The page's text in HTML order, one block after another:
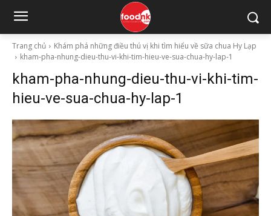
Trang chủ
Khám phá những điều thú vị khi tìm hiểu về sữa chua Hy Lạp
kham-pha-nhung-dieu-thu-vi-khi-tim-hieu-ve-sua-chua-hy-lap-1
kham-pha-nhung-dieu-thu-vi-khi-tim-
hieu-ve-sua-chua-hy-lap-1